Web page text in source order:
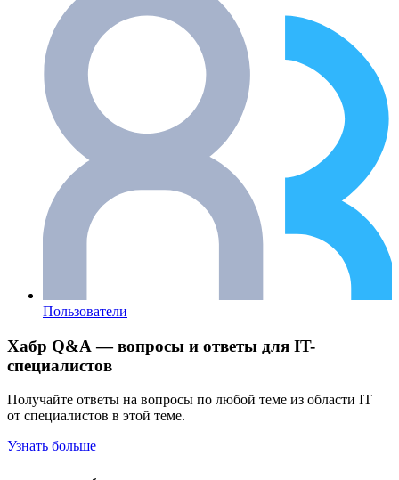
Пользователи
Хабр Q&A — вопросы и ответы для IT-
специалистов
Получайте ответы на вопросы по любой теме из области IT
от специалистов в этой теме.
Узнать больше